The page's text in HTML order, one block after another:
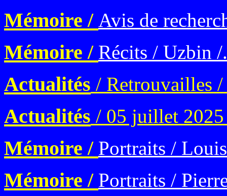
Mémoire / Avis de
Mémoire / Récits / Uzbin /
Actualités / Retrouvailles
Actualités / 05 juillet 2025
Mémoire / Portraits /
Mémoire / Portraits /